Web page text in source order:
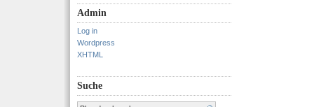
Admin
Log in
Wordpress
XHTML
Suche